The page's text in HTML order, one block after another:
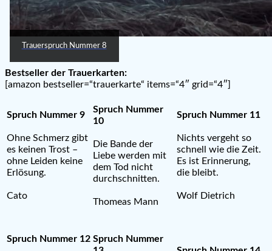
Trauerspruch Nummer 8
Bestseller der Trauerkarten:
[amazon bestseller=“trauerkarte“ items=“4″ grid=“4″]
Spruch Nummer 9
Ohne Schmerz gibt
es keinen Trost –
ohne Leiden keine
Erlösung.
Cato
Spruch Nummer
10
Die Bande der
Liebe werden mit
dem Tod nicht
durchschnitten.
Thomeas Mann
Spruch Nummer 11
Nichts vergeht so
schnell wie die Zeit.
Es ist Erinnerung,
die bleibt.
Wolf Dietrich
Spruch Nummer 12 Spruch Nummer